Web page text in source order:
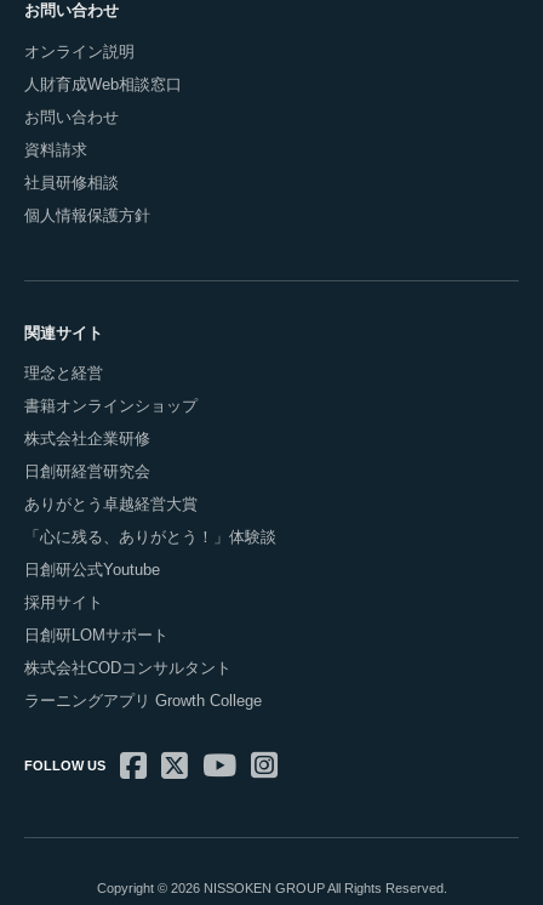
お問い合わせ
オンライン説明
人財育成Web相談窓口
お問い合わせ
資料請求
社員研修相談
個人情報保護方針
関連サイト
理念と経営
書籍オンラインショップ
株式会社企業研修
日創研経営研究会
ありがとう卓越経営大賞
「心に残る、ありがとう！」体験談
日創研公式Youtube
採用サイト
日創研LOMサポート
株式会社CODコンサルタント
ラーニングアプリ Growth College
FOLLOW US
Copyright © 2026 NISSOKEN GROUP All Rights Reserved.